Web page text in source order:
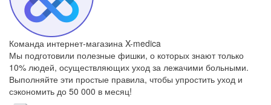
Команда интернет-магазина X-medica
Мы подготовили полезные фишки, о которых знают только
10% людей, осуществляющих уход за лежачими больными.
Выполняйте эти простые правила, чтобы упростить уход и
сэкономить до 50 000 в месяц!